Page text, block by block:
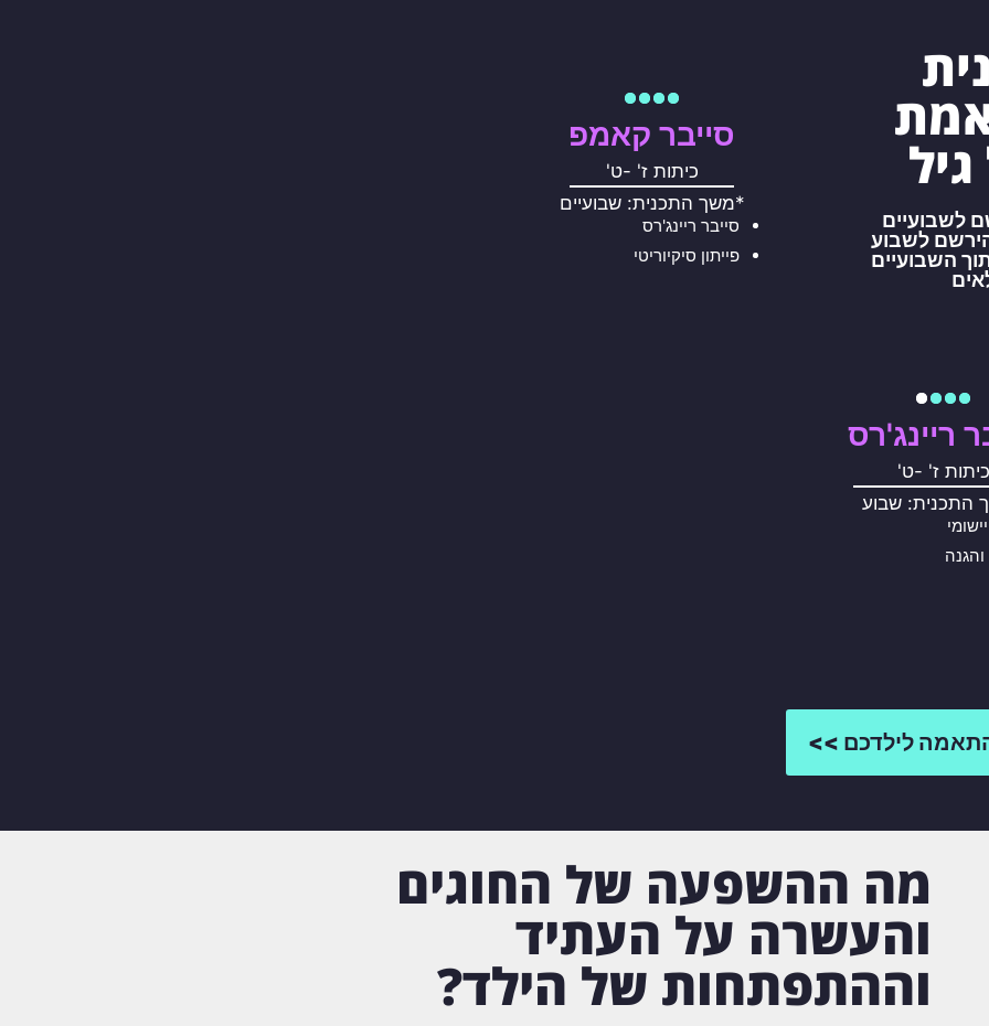
לשבועיים
לשבוע
השבועיים
סייבר קאמפ
כיתות ז' -ט'
*משך התכנית: שבועיים
סייבר ריינג'רס
פייתון סיקיוריטי
ריינג'רס
כיתות ז' -ט'
התכנית: שבוע
לילדכם >>
מה ההשפעה של החוגים
והעשרה על העתיד
וההתפתחות של הילד?